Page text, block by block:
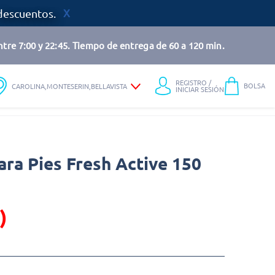
7:00 y 22:45. Tiempo de entrega de 60 a 120 min.
CAROLINA,MONTESERIN,BELLAVISTA REGISTRO /
INICIAR SESIÓN BOLSA
Pies Fresh Active 150